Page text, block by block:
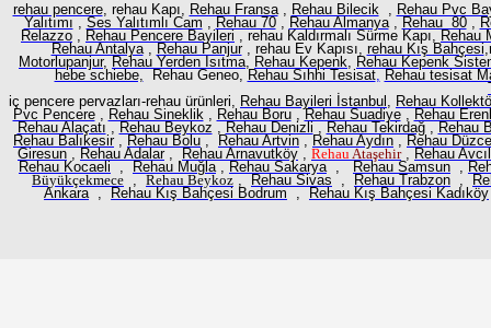
rehau pencere, rehau Kapı, Rehau Fransa, Rehau Bilecik, Rehau Pvc
Yalıtımı , Ses Yalıtımlı Cam , Rehau 70, Rehau Almanya, Rehau 80,
Relazzo , Rehau Pencere Bayileri , rehau Kaldırmalı Sürme Kapı, Rehau
Rehau Antalya, Rehau Panjur, rehau Ev Kapısı, rehau Kış Bahçesi
Motorlupanjur, Rehau Yerden Isıtma, Rehau Kepenk, Rehau Kepenk
hebe schiebe,
Rehau Geneo, Rehau Sıhhi Tesisat, Rehau tesisat
iç pencere pervazları-rehau ürünleri, Rehau Bayileri İstanbul , Rehau
Pvc Pencere, Rehau Sineklik, Rehau Boru,Rehau Suadiye, Rehau
Rehau Alaçatı , Rehau Beykoz , Rehau Denizli , Rehau Tekirdağ, Rehau
Rehau Balıkesir, Rehau Bolu , Rehau Artvin , Rehau Aydın , Rehau Düzce
Giresun , Rehau Adalar, Rehau Arnavutköy , Rehau Ataşehir, Rehau
Rehau Kocaeli , Rehau Muğla, Rehau Sakarya , Rehau Samsun ,
Büyükçekmece , Rehau Beykoz , Rehau Sivas , Rehau Trabzon ,
Ankara, Rehau Kış Bahçesi Bodrum , Rehau Kış Bahçesi Kadıköy